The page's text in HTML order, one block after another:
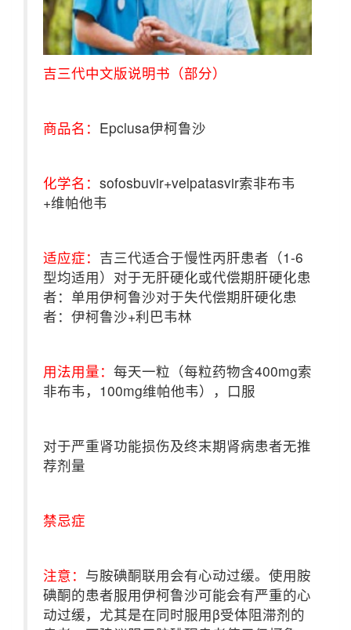
吉三代中文版说明书（部分）
商品名： Epclusa伊柯鲁沙
化学名： sofosbuvir+velpatasvir索非布韦
+维帕他韦
适应症： 吉三代适合于慢性丙肝患者（1-6
型均适用）对于无肝硬化或代偿期肝硬化患
者：单用伊柯鲁沙对于失代偿期肝硬化患
者：伊柯鲁沙+利巴韦林
用法用量： 每天一粒（每粒药物含400mg索
非布韦，100mg维帕他韦），口服
对于严重肾功能损伤及终末期肾病患者无推
荐剂量
禁忌症
注意： 与胺碘酮联用会有心动过缓。使用胺
碘酮的患者服用伊柯鲁沙可能会有严重的心
动过缓，尤其是在同时服用β受体阻滞剂的